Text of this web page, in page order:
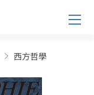
西方哲學